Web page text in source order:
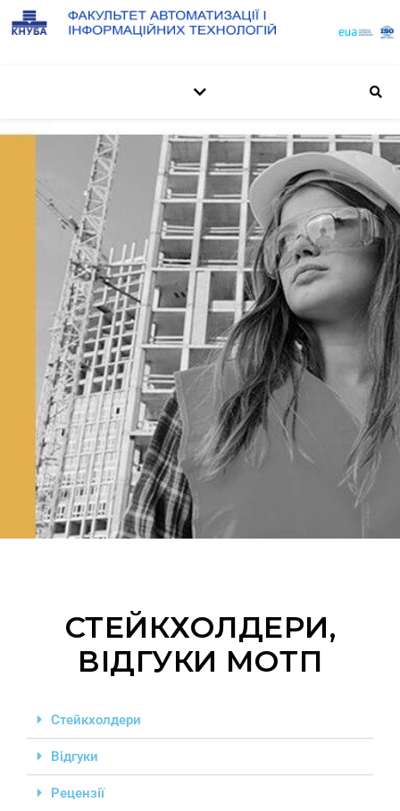
СТЕЙКХОЛДЕРИ,
ВІДГУКИ МОТП
Стейкхолдери
Відгуки
Рецензії